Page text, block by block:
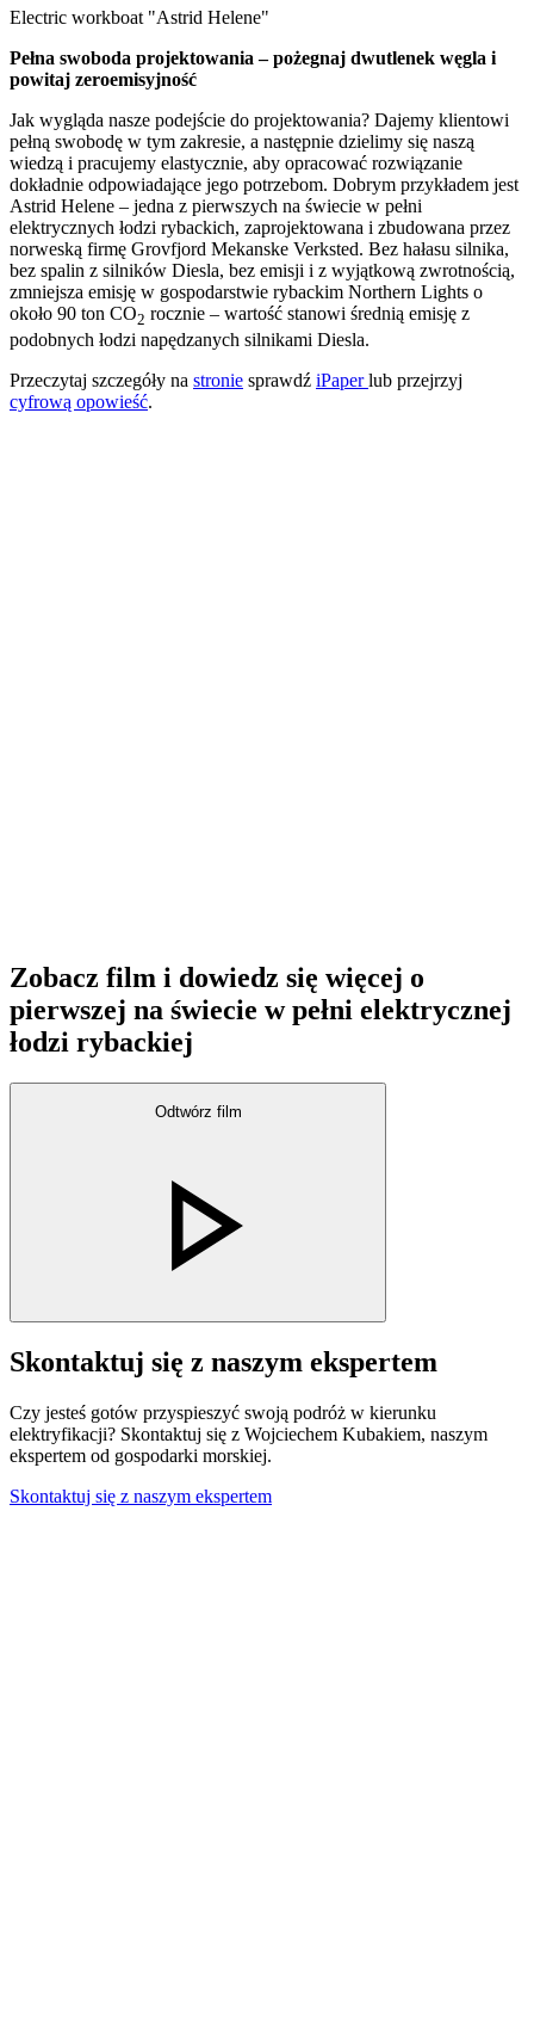
Electric workboat "Astrid Helene"
Pełna swoboda projektowania – pożegnaj dwutlenek węgla i
powitaj zeroemisyjność
Jak wygląda nasze podejście do projektowania? Dajemy klientowi
pełną swobodę w tym zakresie, a następnie dzielimy się naszą
wiedzą i pracujemy elastycznie, aby opracować rozwiązanie
dokładnie odpowiadające jego potrzebom. Dobrym przykładem jest
Astrid Helene – jedna z pierwszych na świecie w pełni
elektrycznych łodzi rybackich, zaprojektowana i zbudowana przez
norweską firmę Grovfjord Mekanske Verksted. Bez hałasu silnika,
bez spalin z silników Diesla, bez emisji i z wyjątkową zwrotnością,
zmniejsza emisję w gospodarstwie rybackim Northern Lights o
około 90 ton CO2 rocznie – wartość stanowi średnią emisję z
podobnych łodzi napędzanych silnikami Diesla.
Przeczytaj szczegóły na stronie sprawdź iPaperlub przejrzyj
cyfrową opowieść.
Zobacz film i dowiedz się więcej o
pierwszej na świecie w pełni elektrycznej
łodzi rybackiej
Odtwórz film
Skontaktuj się z naszym ekspertem
Czy jesteś gotów przyspieszyć swoją podróż w kierunku
elektryfikacji? Skontaktuj się z Wojciechem Kubakiem, naszym
ekspertem od gospodarki morskiej.
Skontaktuj się z naszym ekspertem